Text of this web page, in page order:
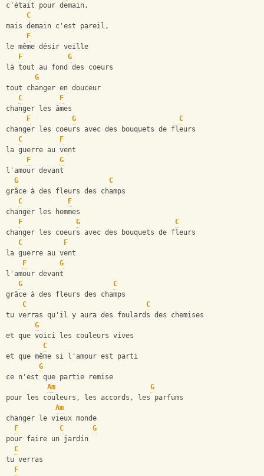
c'était pour demain,
C
mais demain c'est pareil,
F
le même désir veille
F
G
là tout au fond des coeurs
G
tout changer en douceur
C
F
changer les âmes
F
G
C
changer les coeurs avec des bouquets de fleurs
C
F
la guerre au vent
F
G
l'amour devant
G
C
grâce à des fleurs des champs
C
F
changer les hommes
F
G
C
changer les coeurs avec des bouquets de fleurs
C
F
la guerre au vent
F
G
l'amour devant
G
C
grâce à des fleurs des champs
C
C
tu verras qu'il y aura des foulards des chemises
G
et que voici les couleurs vives
C
et que même si l'amour est parti
G
ce n'est que partie remise
Am
G
pour les couleurs, les accords, les parfums
Am
changer le vieux monde
F
C
G
pour faire un jardin
C
tu verras
F